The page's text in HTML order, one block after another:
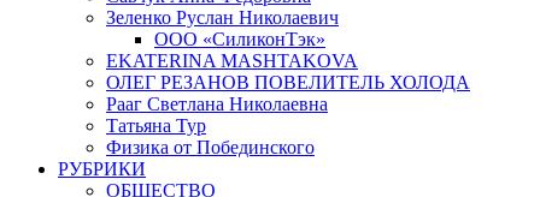
Зеленко Руслан Николаевич
ООО «СиликонТэк»
EKATERINA MASHTAKOVA
ОЛЕГ РЕЗАНОВ ПОВЕЛИТЕЛЬ ХОЛОДА
Рааг Светлана Николаевна
Татьяна Тур
Физика от Побединского
РУБРИКИ
ОБЩЕСТВО